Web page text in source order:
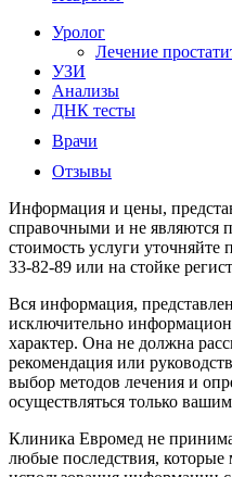
Уролог
Лечение
УЗИ
Анализы
ДНК тесты
Врачи
Отзывы
Информация и цены,
справочными и не являются
стоимость услуги
33-82-89 или на стойке
Вся информация,
исключительно
характер. Она не должна
рекомендация или
выбор методов лечения и
осуществляться только
Клиника Евромед не
любые последствия, которые